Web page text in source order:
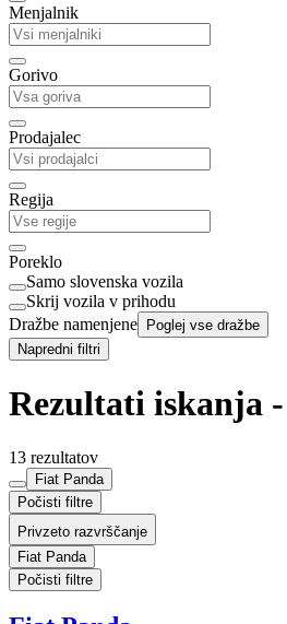
Menjalnik
Gorivo
Prodajalec
Regija
Poreklo
Samo slovenska vozila
Skrij vozila v prihodu
Dražbe namenjene Poglej vse dražbe
Napredni filtri
Rezultati iskanja
13 rezultatov
Fiat Panda
Počisti filtre
Privzeto razvrščanje
Fiat Panda
Počisti filtre